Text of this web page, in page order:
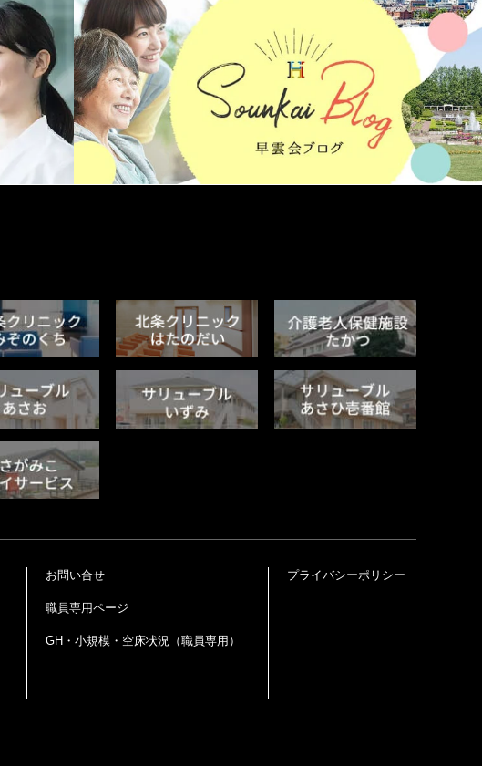
お問い合せ
職員専用ページ
GH・小規模・空床状況（職員専用）
プライバシーポリシー